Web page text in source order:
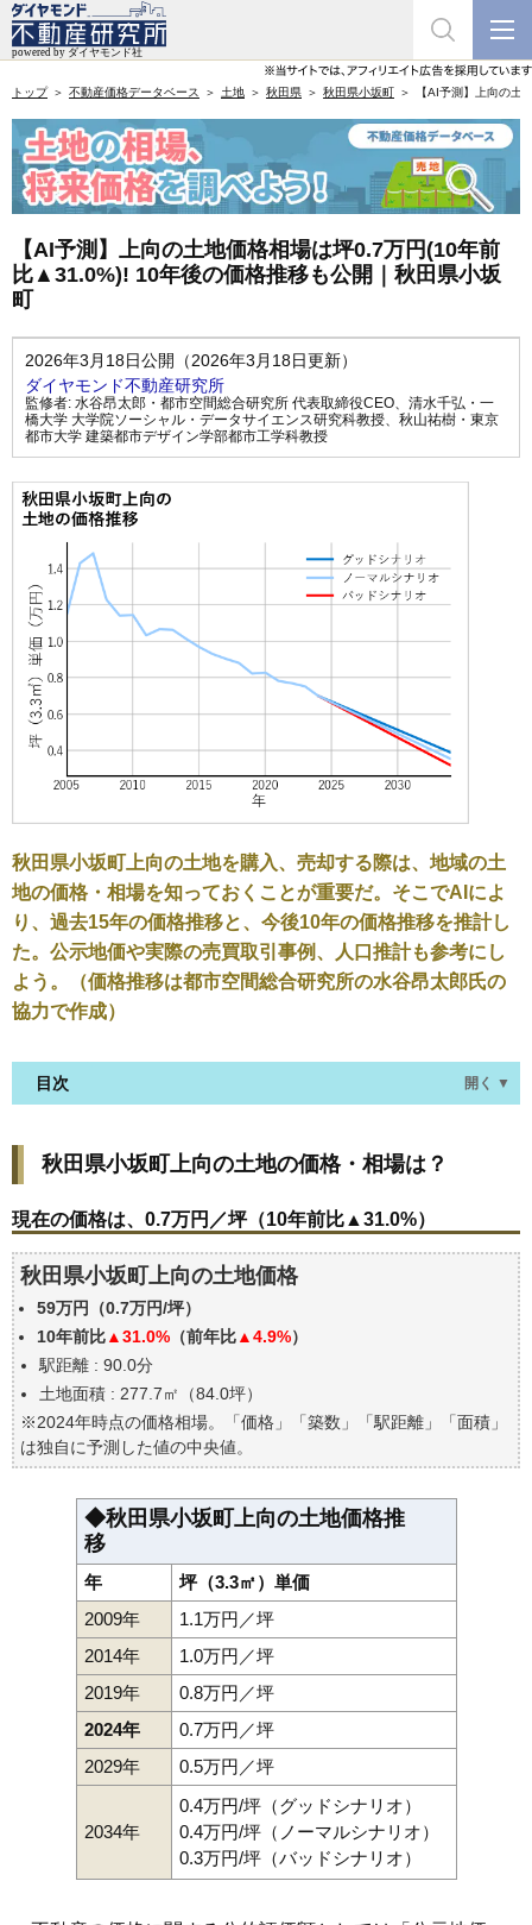
トップ 不動産価格データベース 土地 秋田県 秋田県小坂町 【AI予測】上向の
【AI予測】上向の土地価格相場は坪0.7万円(10年前
比▲31.0%)! 10年後の価格推移も公開｜秋田県小坂
町
2026年3月18日公開（2026年3月18日更新）
ダイヤモンド不動産研究所
監修者: 水谷昂太郎・都市空間総合研究所 代表取締役CEO、 清水千弘・一
橋大学 大学院ソーシャル・データサイエンス研究科教授、 秋山祐樹・東京
都市大学 建築都市デザイン学部都市工学科教授
秋田県小坂町上向の土地を購入、売却する際は、地域の土
地の価格・相場を知っておくことが重要だ。そこでAIによ
り、過去15年の価格推移と、今後10年の価格推移を推計し
た。公示地価や実際の売買取引事例、人口推計も参考にし
よう。（価格推移は都市空間総合研究所の水谷昂太郎氏の
協力で作成）
目次 開く ▼
現在の価格は、0.7万円／坪（10年前比▲31.0%）
価格を詳細に分析しよう
秋田県小坂町上向の土地の過去の売買事例
公示地価はいくら
エリアの将来性を人口予想から検討しよう
自分の年収でいくらの不動産が買える？
秋田県小坂町上向の土地の価格・相場は？
現在の価格は、0.7万円／坪（10年前比▲31.0%）
秋田県小坂町上向の土地価格
59万円（0.7万円/坪）
10年前比▲31.0% （前年比▲4.9%）
駅距離 : 90.0分
土地面積 : 277.7㎡（84.0坪）
※2024年時点の価格相場。「価格」「築数」「駅距離」「面積」
は独自に予測した値の中央値。
◆秋田県小坂町上向の土地価格推
移
年
坪（3.3㎡）単価
2009年
1.1万円／坪
2014年
1.0万円／坪
2019年
0.8万円／坪
2024年
0.7万円／坪
2029年
0.5万円／坪
2034年
0.4万円/坪（グッドシナリオ）
0.4万円/坪（ノーマルシナリオ）
0.3万円/坪（バッドシナリオ）